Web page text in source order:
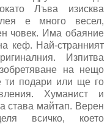
Лъва изисква
е много весел,
човек. Има обаяние
кеф. Най-странният
Изпитва
на нещо
ти подари или ще го
Хуманист и
става майтап. Верен
всичко, което